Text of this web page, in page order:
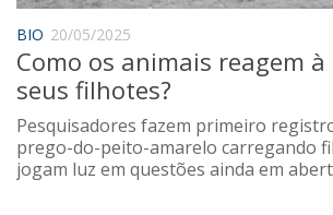
Mural do IP
Perfil
Commentor
Lançamento
Psico-HQ
BIO 20/05/2025
Como os animais reagem
seus filhotes?
Pesquisadores fazem primeiro
prego-do-peito-amarelo carregando
jogam luz em questões ainda em